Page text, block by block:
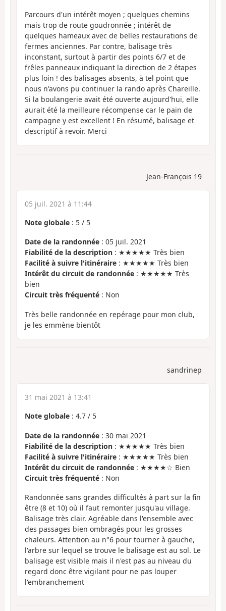
Parcours d'un intérêt moyen ; quelques chemins
mais trop de route goudronnée ; intérêt de
quelques hameaux avec de belles restaurations de
fermes anciennes. Par contre, balisage très
inconstant, surtout à partir des points 6/7 et de
frêles panneaux indiquant la direction de 2 étapes
plus loin ! des balisages absents, à tel point que
nous n'avons pu continuer la rando après Chareille.
Si la boulangerie avait été ouverte aujourd'hui, elle
aurait été la meilleure récompense car le pain de
campagne y est excellent ! En résumé, balisage et
descriptif à revoir. Merci
Jean-François 19
05 juil. 2021 à 11:44
Note globale : 5 / 5
Date de la randonnée : 05 juil. 2021
Fiabilité de la description : ★★★★★ Très bien
Facilité à suivre l'itinéraire : ★★★★★ Très bien
Intérêt du circuit de randonnée : ★★★★★ Très
bien
Circuit très fréquenté : Non
Très belle randonnée en repérage pour mon club,
je les emmène bientôt
sandrinep
31 mai 2021 à 13:41
Note globale : 4.7 / 5
Date de la randonnée : 30 mai 2021
Fiabilité de la description : ★★★★★ Très bien
Facilité à suivre l'itinéraire : ★★★★★ Très bien
Intérêt du circuit de randonnée : ★★★★☆ Bien
Circuit très fréquenté : Non
Randonnée sans grandes difficultés à part sur la fin
être (8 et 10) où il faut remonter jusqu'au village.
Balisage très clair. Agréable dans l'ensemble avec
des passages bien ombragés pour les grosses
chaleurs. Attention au n°6 pour tourner à gauche,
l'arbre sur lequel se trouve le balisage est au sol. Le
balisage est visible mais il n'est pas au niveau du
regard donc être vigilant pour ne pas louper
l'embranchement